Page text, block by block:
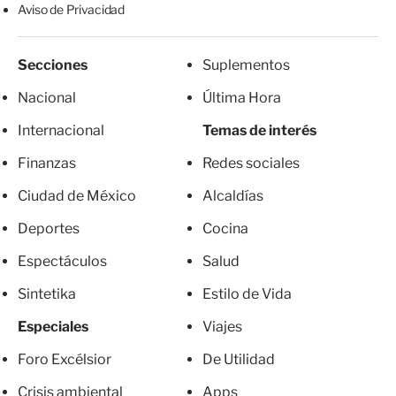
Aviso de Privacidad
Secciones
Nacional
Internacional
Finanzas
Ciudad de México
Deportes
Espectáculos
Sintetika
Especiales
Foro Excélsior
Crisis ambiental
Suplementos
Última Hora
Temas de interés
Redes sociales
Alcaldías
Cocina
Salud
Estilo de Vida
Viajes
De Utilidad
Apps